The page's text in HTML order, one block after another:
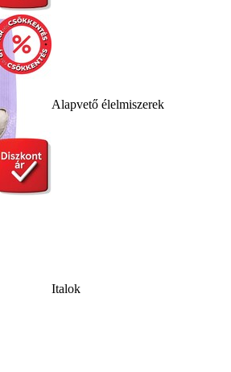
Alapvető élelmiszerek
Italok